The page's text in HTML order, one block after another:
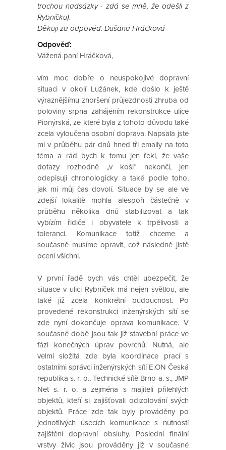
trochou nadsázky - zdá se mně, že odešli z
Rybníčku).
Děkuji za odpověď. Dušana Hráčková
Odpověď:
Vážená paní Hráčková,
vím moc dobře o neuspokojivé dopravní
situaci v okolí Lužánek, kde došlo k ještě
výraznějšímu zhoršení průjezdnosti zhruba od
poloviny srpna zahájením rekonstrukce ulice
Pionýrská, ze které byla z tohoto důvodu také
zcela vyloučena osobní doprava. Napsala jste
mi v průběhu pár dnů hned tři emaily na toto
téma a rád bych k tomu jen řekl, že vaše
dotazy rozhodně „v koši“ nekončí, jen
odepisuji chronologicky a také podle toho,
jak mi můj čas dovolí. Situace by se ale ve
zdejší lokalitě mohla alespoň částečně v
průběhu několika dnů stabilizovat a tak
vybízím řidiče i obyvatele k trpělivosti a
toleranci. Komunikace totiž chceme a
současně musíme opravit, což následně jistě
ocení všichni.
V první řadě bych vás chtěl ubezpečit, že
situace v ulici Rybníček má nejen světlou, ale
také již zcela konkrétní budoucnost. Po
provedené rekonstrukci inženýrských sítí se
zde nyní dokončuje oprava komunikace. V
současné době jsou tak již stavební práce ve
fázi konečných úprav povrchů. Nutná, ale
velmi složitá zde byla koordinace prací s
ostatními správci inženýrských sítí E.ON Česká
republika s. r. o., Technické sítě Brno a. s., JMP
Net s. r. o. a zejména s majiteli přilehlých
objektů, kteří si zajišťovali odizolování svých
objektů. Práce zde tak byly prováděny po
jednotlivých úsecích komunikace s nutností
zajištění dopravní obsluhy. Poslední finální
vrstvy živic jsou prováděny již v současné